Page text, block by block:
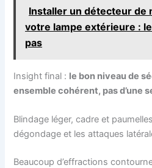
Installer un détecteur de
votre lampe extérieure :
pas
Insight final : le bon niveau de
ensemble cohérent, pas d’une
Blindage léger, cadre et
dégondage et les attaques
Beaucoup d’effractions